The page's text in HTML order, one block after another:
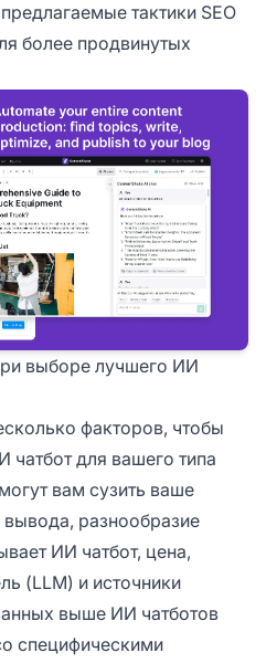
тактики SEO
более продвинутых
выборе лучшего ИИ
факторов, чтобы
для вашего типа
вам сузить ваше
разнообразие
ИИ чатбот, цена,
(LLM) и источники
выше ИИ чатботов
специфическими